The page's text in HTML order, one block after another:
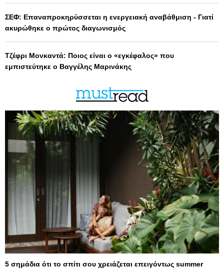
ΣΕΦ: Επαναπροκηρύσσεται η ενεργειακή αναβάθμιση - Γιατί
ακυρώθηκε ο πρώτος διαγωνισμός
Τζέφρι Μονκαντά: Ποιος είναι ο «εγκέφαλος» που
εμπιστεύτηκε ο Βαγγέλης Μαρινάκης
5 σημάδια ότι το σπίτι σου χρειάζεται επειγόντως summer